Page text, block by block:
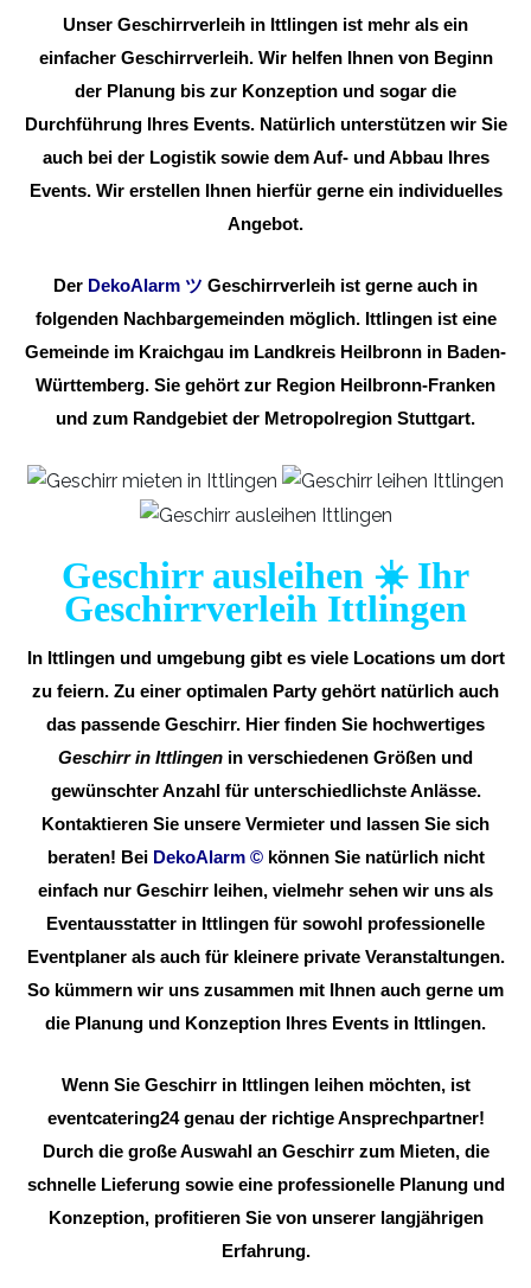
Unser Geschirrverleih in Ittlingen ist mehr als ein
einfacher Geschirrverleih. Wir helfen Ihnen von Beginn
der Planung bis zur Konzeption und sogar die
Durchführung Ihres Events. Natürlich unterstützen wir Sie
auch bei der Logistik sowie dem Auf- und Abbau Ihres
Events. Wir erstellen Ihnen hierfür gerne ein individuelles
Angebot.
Der DekoAlarm ツ Geschirrverleih ist gerne auch in
folgenden Nachbargemeinden möglich. Ittlingen ist eine
Gemeinde im Kraichgau im Landkreis Heilbronn in Baden-
Württemberg. Sie gehört zur Region Heilbronn-Franken
und zum Randgebiet der Metropolregion Stuttgart.
Geschirr ausleihen ☀️ Ihr
Geschirrverleih Ittlingen
In Ittlingen und umgebung gibt es viele Locations um dort
zu feiern. Zu einer optimalen Party gehört natürlich auch
das passende Geschirr. Hier finden Sie hochwertiges
Geschirr in Ittlingen in verschiedenen Größen und
gewünschter Anzahl für unterschiedlichste Anlässe.
Kontaktieren Sie unsere Vermieter und lassen Sie sich
beraten! Bei DekoAlarm © können Sie natürlich nicht
einfach nur Geschirr leihen, vielmehr sehen wir uns als
Eventausstatter in Ittlingen für sowohl professionelle
Eventplaner als auch für kleinere private Veranstaltungen.
So kümmern wir uns zusammen mit Ihnen auch gerne um
die Planung und Konzeption Ihres Events in Ittlingen.
Wenn Sie Geschirr in Ittlingen leihen möchten, ist
eventcatering24 genau der richtige Ansprechpartner!
Durch die große Auswahl an Geschirr zum Mieten, die
schnelle Lieferung sowie eine professionelle Planung und
Konzeption, profitieren Sie von unserer langjährigen
Erfahrung.